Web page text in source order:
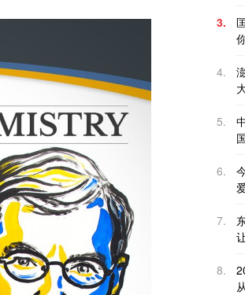
3.
4.
5.
6.
7.
8.